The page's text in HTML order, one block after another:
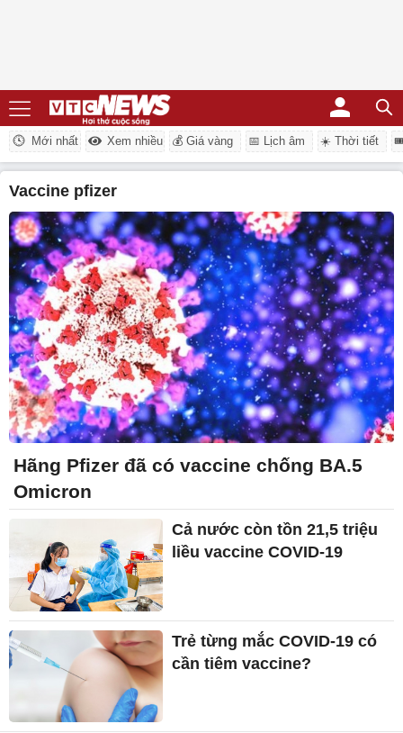
Mới nhất Xem nhiều 💰 Giá vàng 📅 Lịch âm ☀️ Thời tiết
vaccine pfizer
Hãng Pfizer đã có vaccine chống BA.5
Omicron
Cả nước còn tồn 21,5 triệu
liều vaccine COVID-19
Trẻ từng mắc COVID-19 có
cần tiêm vaccine?